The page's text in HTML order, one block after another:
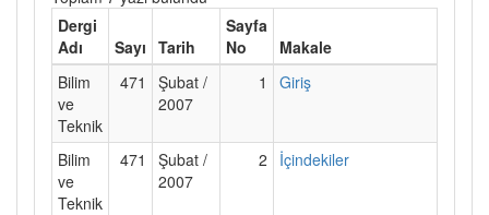
Dergi
Adı
Sayı Tarih
Sayfa
No
Makale
Bilim
ve
Teknik
471
Şubat /
2007
1 Giriş
Bilim
ve
Teknik
471
Şubat /
2007
2 İçindekiler